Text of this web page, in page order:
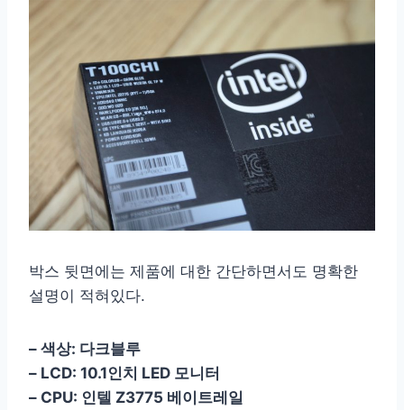
박스 뒷면에는 제품에 대한 간단하면서도 명확한
설명이 적혀있다.
– 색상: 다크블루
– LCD: 10.1인치 LED 모니터
– CPU: 인텔 Z3775 베이트레일